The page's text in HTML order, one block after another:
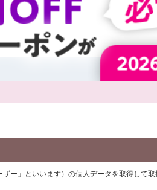
ー」といいます）の個人データを取得して